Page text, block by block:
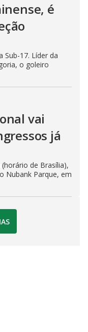
é
Sub-17. Líder da
o goleiro
vai
já
de Brasília),
Nubank Parque, em